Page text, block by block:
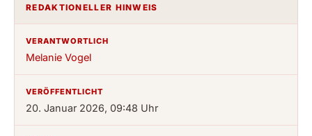
REDAKTIONELLER HINWEIS
VERANTWORTLICH
Melanie Vogel
VERÖFFENTLICHT
20. Januar 2026, 09:48 Uhr